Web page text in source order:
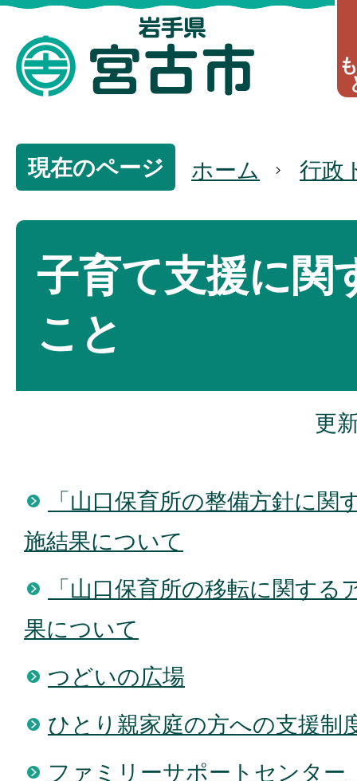
現在のページ ホーム 行政
子育て支援に関
こと
更
「山口保育所の整備方針に
施結果について
「山口保育所の移転に関す
果について
つどいの広場
ひとり親家庭の方への支援制
ファミリーサポートセンター